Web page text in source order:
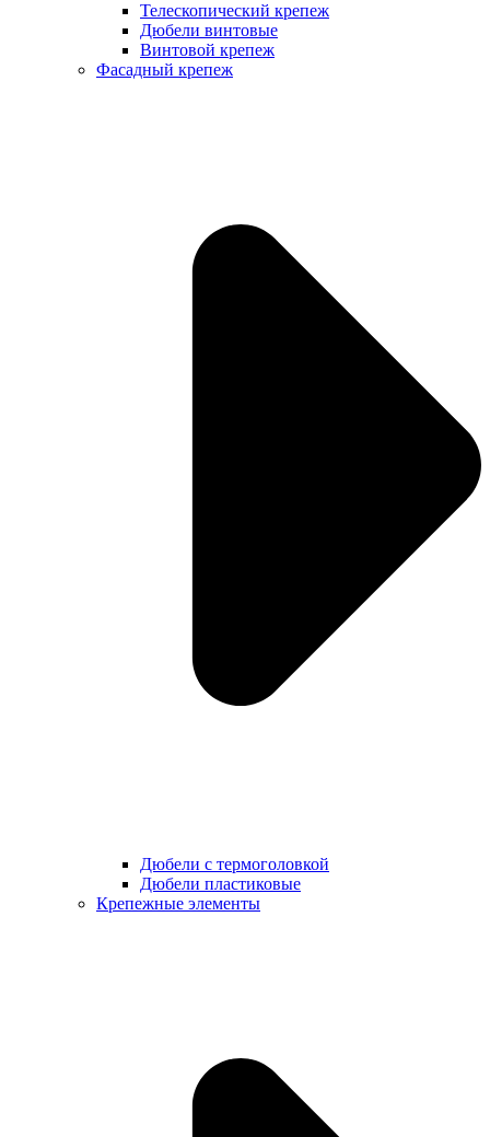
Телескопический крепеж
Дюбели винтовые
Винтовой крепеж
Фасадный крепеж
Дюбели с термоголовкой
Дюбели пластиковые
Крепежные элементы